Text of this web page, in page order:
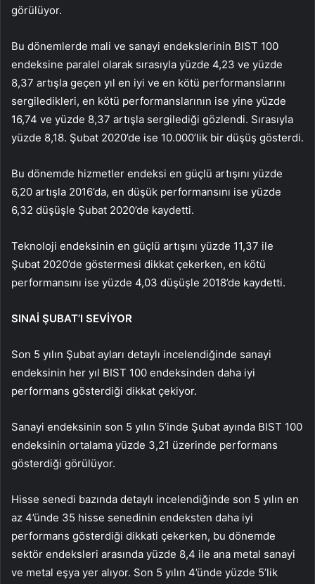
görülüyor.
Bu dönemlerde mali ve sanayi endekslerinin BIST 100
endeksine paralel olarak sırasıyla yüzde 4,23 ve yüzde
8,37 artışla geçen yıl en iyi ve en kötü performanslarını
sergiledikleri, en kötü performanslarının ise yine yüzde
16,74 ve yüzde 8,37 artışla sergilediği gözlendi. Sırasıyla
yüzde 8,18. Şubat 2020’de ise 10.000’lik bir düşüş gösterdi.
Bu dönemde hizmetler endeksi en güçlü artışını yüzde
6,20 artışla 2016’da, en düşük performansını ise yüzde
6,32 düşüşle Şubat 2020’de kaydetti.
Teknoloji endeksinin en güçlü artışını yüzde 11,37 ile
Şubat 2020’de göstermesi dikkat çekerken, en kötü
performansını ise yüzde 4,03 düşüşle 2018’de kaydetti.
SINAİ ŞUBAT’I SEVİYOR
Son 5 yılın Şubat ayları detaylı incelendiğinde sanayi
endeksinin her yıl BIST 100 endeksinden daha iyi
performans gösterdiği dikkat çekiyor.
Sanayi endeksinin son 5 yılın 5’inde Şubat ayında BIST 100
endeksinin ortalama yüzde 3,21 üzerinde performans
gösterdiği görülüyor.
Hisse senedi bazında detaylı incelendiğinde son 5 yılın en
az 4’ünde 35 hisse senedinin endeksten daha iyi
performans gösterdiği dikkati çekerken, bu dönemde
sektör endeksleri arasında yüzde 8,4 ile ana metal sanayi
ve metal eşya yer alıyor. Son 5 yılın 4’ünde yüzde 5’lik